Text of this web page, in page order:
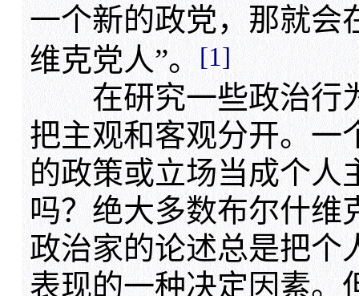
一个新的政党，那就会
维克党人”。
[1]
在研究一些政治行
把主观和客观分开。一
的政策或立场当成个人
吗？绝大多数布尔什维
政治家的论述总是把个
表现的一种决定因素。